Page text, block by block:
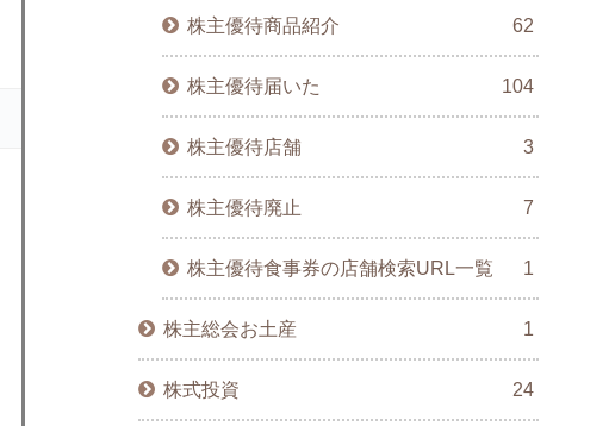
株主優待商品紹介 62
株主優待届いた 104
株主優待店舗 3
株主優待廃止 7
株主優待食事券の店舗検索URL一覧 1
株主総会お土産 1
株式投資 24